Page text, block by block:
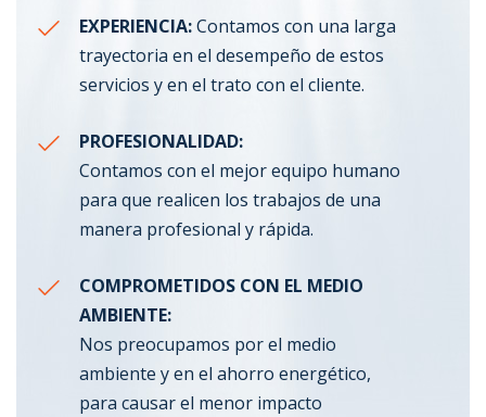
EXPERIENCIA:Contamos con una larga
trayectoria en el desempeño de estos
servicios y en el trato con el cliente.
PROFESIONALIDAD:
Contamos con el mejor equipo humano
para que realicen los trabajos de una
manera profesional y rápida.
COMPROMETIDOS CON EL MEDIO
AMBIENTE:
Nos preocupamos por el medio
ambiente y en el ahorro energético,
para causar el menor impacto